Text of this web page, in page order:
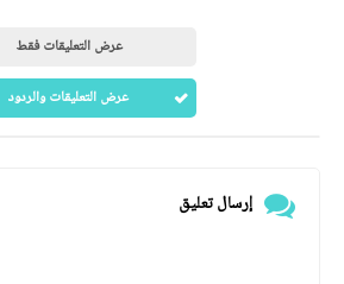
عرض التعليقات فقط
عرض التعليقات والردود
إرسال تعليق